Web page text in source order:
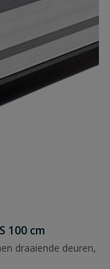
100 cm
draaiende deuren,